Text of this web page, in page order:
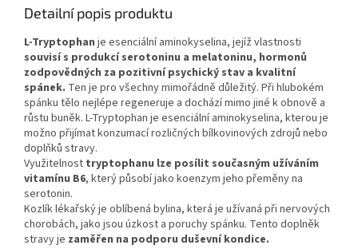
Detailní popis produktu
L-Tryptophan je esenciální aminokyselina, jejíž vlastnosti
souvisí s produkcí serotoninu a melatoninu, hormonů
zodpovědných za pozitivní psychický stav a kvalitní
spánek. Ten je pro všechny mimořádně důležitý. Při hlubokém
spánku tělo nejlépe regeneruje a dochází mimo jiné k obnově a
růstu buněk. L-Tryptophan je esenciální aminokyselina, kterou je
možno přijímat konzumací rozličných bílkovinových zdrojů nebo
doplňků stravy.
Využitelnost tryptophanu lze posílit současným užíváním
vitamínu B6, který působí jako koenzym jeho přeměny na
serotonin.
Kozlík lékařský je oblíbená bylina, která je užívaná při nervových
chorobách, jako jsou úzkost a poruchy spánku. Tento doplněk
stravy je zaměřen na podporu duševní kondice.